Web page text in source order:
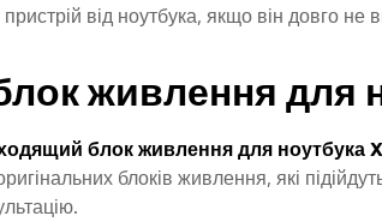
від ноутбука, якщо він довго не
живлення для
блок живлення для ноутбука
блоків живлення, які